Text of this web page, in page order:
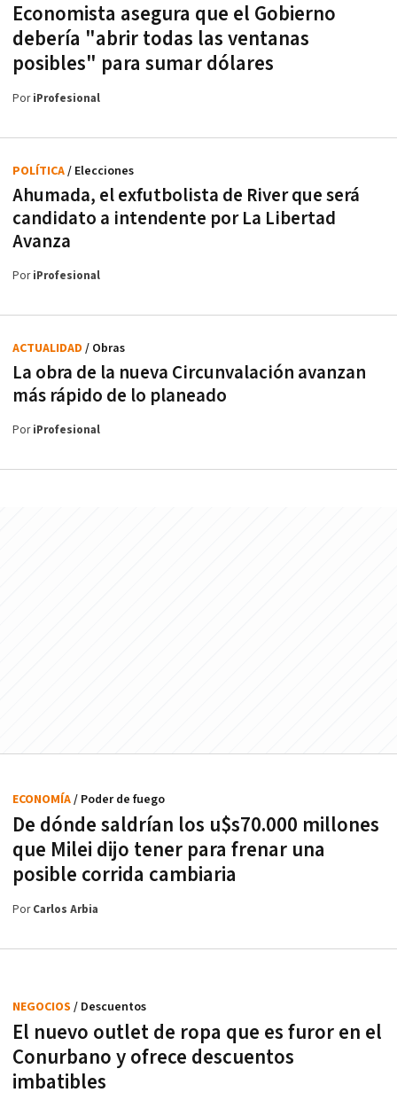
Economista asegura que el Gobierno
debería "abrir todas las ventanas
posibles" para sumar dólares
PoriProfesional
Ahumada, el exfutbolista de River que será
candidato a intendente por La Libertad
Avanza
POLÍTICA/ Elecciones
PoriProfesional
La obra de la nueva Circunvalación avanzan
más rápido de lo planeado
ACTUALIDAD / Obras
PoriProfesional
De dónde saldrían los u$s70.000 millones
que Milei dijo tener para frenar una
posible corrida cambiaria
ECONOMÍA/ Poder de fuego
PorCarlos Arbia
El nuevo outlet de ropa que es furor en el
Conurbano y ofrece descuentos
imbatibles
NEGOCIOS / Descuentos